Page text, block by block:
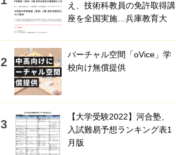
え、技術科教員の免許取得講
座を全国実施…兵庫教育大
バーチャル空間「oVice」学
校向け無償提供
【大学受験2022】河合塾、
入試難易予想ランキング表1
月版